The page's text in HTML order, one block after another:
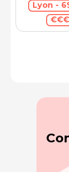
Lyon -
€€€